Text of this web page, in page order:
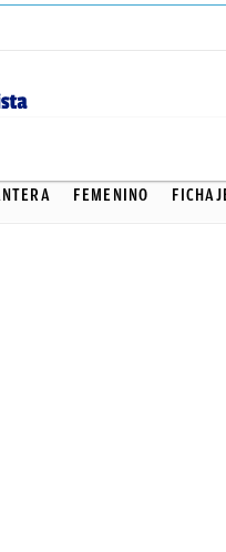
FEMENINO